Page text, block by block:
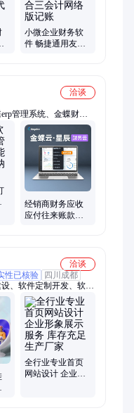
小微企业财务软
件 畅捷通用友好
洽谈
管理系统、金蝶财务
长沙金蝶软件、金蝶云
经销商财务应收
应付往来账款财
洽谈
性已核验
四川成都
、软件定制开发、软件
、海外软件定制开发、
成都APP开发公司、教
、电商系统开发、企业
发、技术开发服务、
发、微信开发、物流系
全行业专业首页
网站设计 企业形